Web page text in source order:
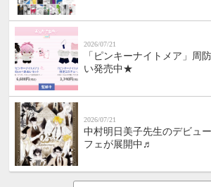
2026/07/21
「ピンキーナイトメア」周
い発売中★
2026/07/21
中村明日美子先生のデビュ
フェが展開中♬